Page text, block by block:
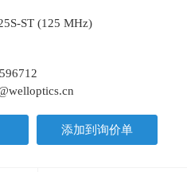
ST (125 MHz)
添加到询价单